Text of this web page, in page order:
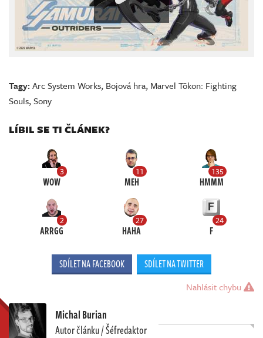
Tagy:Arc System Works, Bojová hra, Marvel Tōkon: Fighting
Souls,Sony
LÍBIL SE TI ČLÁNEK?
3
WOW
11
MEH
135
HMMM
2
ARRGG
27
HAHA
24
F
SDÍLET NA FACEBOOK SDÍLET NA TWITTER
Nahlásit chybu
Michal Burian
Autor článku / Šéfredaktor